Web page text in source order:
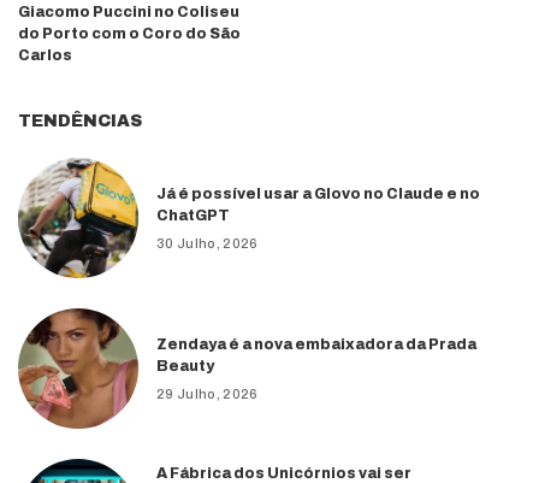
Giacomo Puccini no Coliseu
do Porto com o Coro do São
Carlos
TENDÊNCIAS
Já é possível usar a Glovo no Claude e no
ChatGPT
30 Julho, 2026
Zendaya é a nova embaixadora da Prada
Beauty
29 Julho, 2026
A Fábrica dos Unicórnios vai ser